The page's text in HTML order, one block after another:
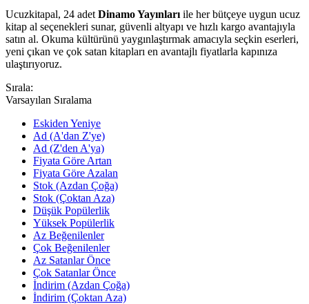
Ucuzkitapal, 24 adet Dinamo Yayınları ile her bütçeye uygun ucuz
kitap al seçenekleri sunar, güvenli altyapı ve hızlı kargo avantajıyla
satın al. Okuma kültürünü yaygınlaştırmak amacıyla seçkin eserleri,
yeni çıkan ve çok satan kitapları en avantajlı fiyatlarla kapınıza
ulaştırıyoruz.
Sırala:
Varsayılan Sıralama
Eskiden Yeniye
Ad (A'dan Z'ye)
Ad (Z'den A'ya)
Fiyata Göre Artan
Fiyata Göre Azalan
Stok (Azdan Çoğa)
Stok (Çoktan Aza)
Düşük Popülerlik
Yüksek Popülerlik
Az Beğenilenler
Çok Beğenilenler
Az Satanlar Önce
Çok Satanlar Önce
İndirim (Azdan Çoğa)
İndirim (Çoktan Aza)